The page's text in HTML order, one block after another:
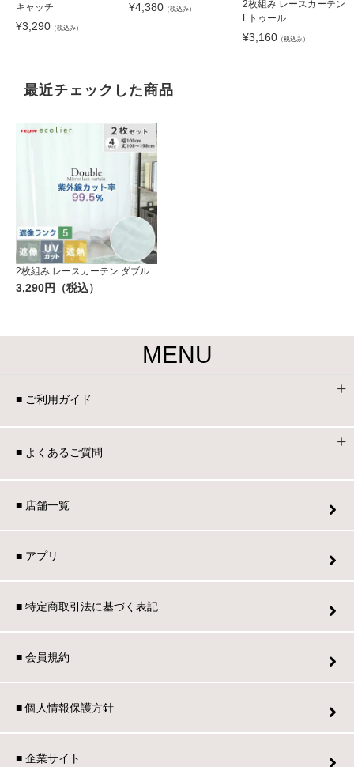
キャッチ
¥3,290 （税込み）
¥4,380 （税込み）
2枚組み レースカーテン
Lトゥール
¥3,160（税込み）
最近チェックした商品
2枚組み レースカーテン ダブル
3,290円（税込）
MENU
■ ご利用ガイド
■ よくあるご質問
■ 店舗一覧
■ アプリ
■ 特定商取引法に基づく表記
■ 会員規約
■ 個人情報保護方針
■ 企業サイト